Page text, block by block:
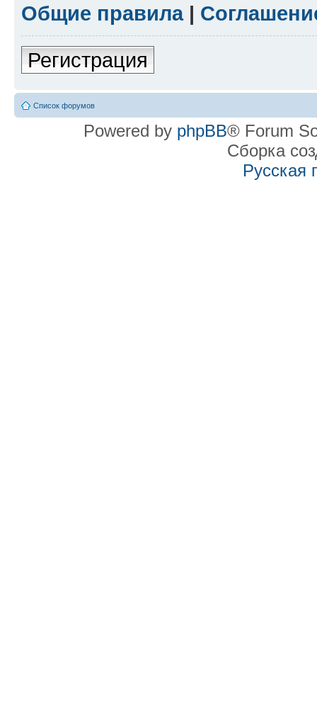
Общие правила|
Регистрация
Список форумов
Powered by phpBB® Forum
Сборка
Русская